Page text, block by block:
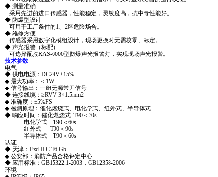
◆ 测量准确
采用先进的进口传感器，性能稳定，灵敏度高，抗中毒性能好。
◆ 防爆型设计
可用于工厂条件的1、2区危险场合。
◆ 维修方便
传感器采用数字化模组设计，现场更换时无需校零、标定。
◆ 声光报警（标配）
可选择配接RAS-6000型防爆声光报警灯，实现现场声光报警。
技术参数
电气
◆ 供电电源：DC24V±15%
◆ 最大功率：＜1W
◆ 信号输出：一组无源常开信号
◆ 连接线缆：≥RVV 3×1.5mm2
◆ 准确度：±5%FS
◆ 检测原理：催化燃烧式、电化学式、红外式、半导体式
◆ 响应时间：催化燃烧式 T90＜30s
电化学式 T90＜60s
红外式 T90＜90s
半导体式 T90＜60s
认证
◆ 天津：Exd II C T6 Gb
◆ 公安部：消防产品合格评定中心
◆ 应用标准：GB15322.1-2003，GB12358-2006
环境